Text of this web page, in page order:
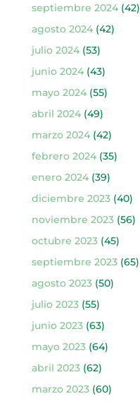
septiembre 2024(42)
agosto 2024(42)
julio 2024(53)
junio 2024(43)
mayo 2024(55)
abril 2024(49)
marzo 2024(42)
febrero 2024(35)
enero 2024(39)
diciembre 2023(40)
noviembre 2023(56)
octubre 2023(45)
septiembre 2023(65)
agosto 2023(50)
julio 2023(55)
junio 2023(63)
mayo 2023(64)
abril 2023(62)
marzo 2023(60)